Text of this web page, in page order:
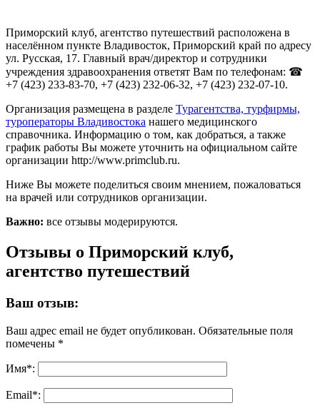
Приморский клуб, агентство путешествий расположена в
населённом пункте Владивосток, Приморский край по адресу
ул. Русская, 17. Главный врач/директор и сотрудники
учреждения здравоохранения ответят Вам по телефонам: ☎
+7 (423) 233-83-70, +7 (423) 232-06-32, +7 (423) 232-07-10.
Организация размещена в разделе Турагентства, турфирмы,
туроператоры Владивостока нашего медицинского
справочника. Информацию о том, как добраться, а также
график работы Вы можете уточнить на официальном сайте
организации http://www.primclub.ru.
Ниже Вы можете поделиться своим мнением, пожаловаться
на врачей или сотрудников организации.
Важно: все отзывы модерируются.
Отзывы о Приморский клуб,
агентство путешествий
Ваш отзыв:
Ваш адрес email не будет опубликован. Обязательные поля
помечены *
Имя*:
Email*: